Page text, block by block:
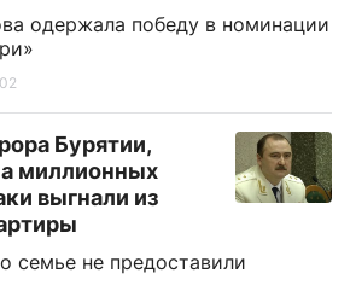
одержала победу в номинации
Бурятии,
миллионных
выгнали из
семье не предоставили